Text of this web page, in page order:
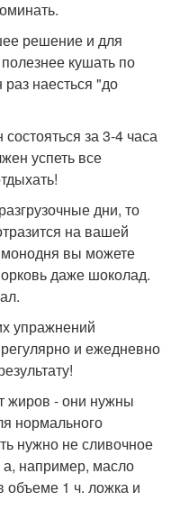
решение и для
кушать по
раз наесться "до
за 3-4 часа
успеть все
дни, то
на вашей
монодня вы можете
даже шоколад.
упражнений
и ежедневно
жиров - они нужны
нормального
нужно не сливочное
например, масло
1 ч. ложка и